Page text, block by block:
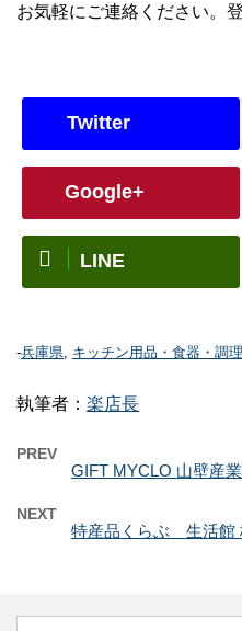
お気軽にご連絡ください。
Twitter
Google+
LINE
-兵庫県, キッチン用品・食器・調
執筆者： 楽店長
PREV
GIFT MYCLO 山壁産
NEXT
特産品くらぶ 生活館